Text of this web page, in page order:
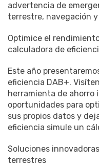
advertencia de
terrestre, navegación
Optimice el
calculadora de
Este año
eficiencia DAB+.
herramienta de ahorro
oportunidades para
sus propios datos y
eficiencia simule un
Soluciones
terrestres